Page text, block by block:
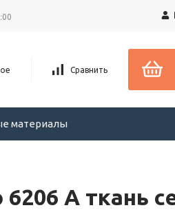
Сравнить
материалы
A ткань